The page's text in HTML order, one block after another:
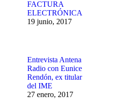
FACTURA
ELECTRÓNICA
19 junio, 2017
Entrevista Antena
Radio con Eunice
Rendón, ex titular
del IME
27 enero, 2017